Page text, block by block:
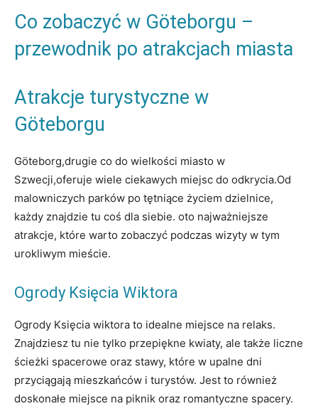
Co zobaczyć w Göteborgu –
przewodnik po atrakcjach miasta
Atrakcje turystyczne w
Göteborgu
Göteborg,drugie co do wielkości miasto w
Szwecji,oferuje wiele ciekawych miejsc do odkrycia.Od
malowniczych parków po tętniące życiem dzielnice,
każdy znajdzie tu coś dla siebie. oto najważniejsze
atrakcje, które warto zobaczyć podczas wizyty w tym
urokliwym mieście.
Ogrody Księcia Wiktora
Ogrody Księcia wiktora to idealne miejsce na relaks.
Znajdziesz tu nie tylko przepiękne kwiaty, ale także liczne
ścieżki spacerowe oraz stawy, które w upalne dni
przyciągają mieszkańców i turystów. Jest to również
doskonałe miejsce na piknik oraz romantyczne spacery.